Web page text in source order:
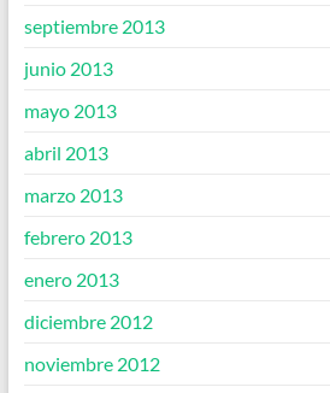
septiembre 2013
junio 2013
mayo 2013
abril 2013
marzo 2013
febrero 2013
enero 2013
diciembre 2012
noviembre 2012